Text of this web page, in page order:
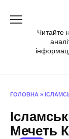
Читайте
ГОЛОВНА »
Мечеть